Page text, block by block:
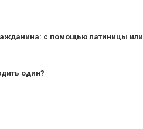
с помощью латиницы или
один?
— от 10 лет и старше;